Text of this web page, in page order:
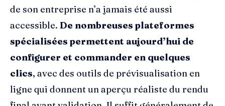
de son entreprise n’a jamais été aussi
accessible. De nombreuses plateformes
spécialisées permettent aujourd’hui de
configurer et commander en quelques
clics, avec des outils de prévisualisation en
ligne qui donnent un aperçu réaliste du rendu